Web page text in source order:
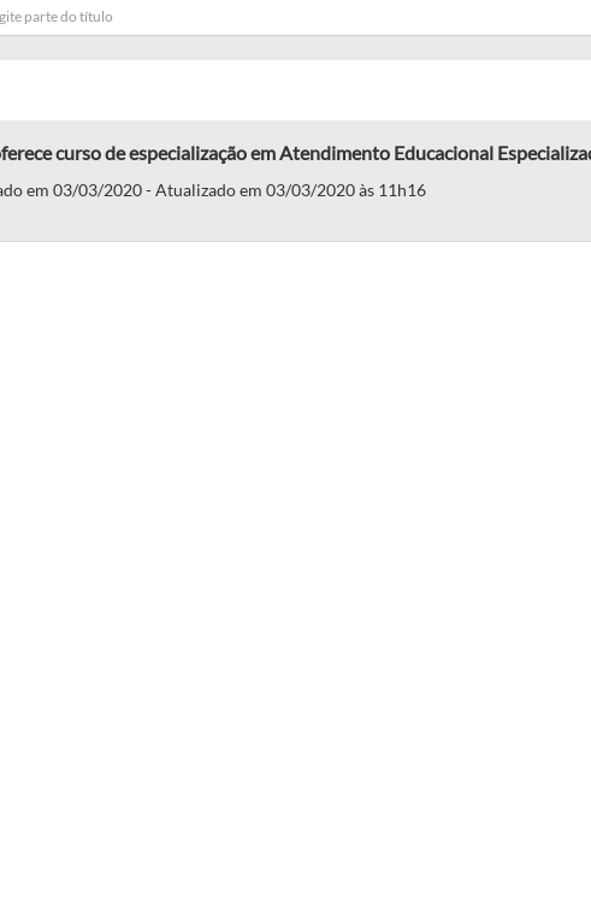
curso de especialização em Atendimento Educacional
em 03/03/2020 - Atualizado em 03/03/2020 às 11h16